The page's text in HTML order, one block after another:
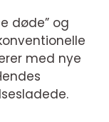
døde” og
med nye